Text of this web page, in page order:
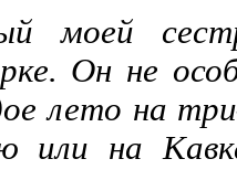
Он не
лето на
или на